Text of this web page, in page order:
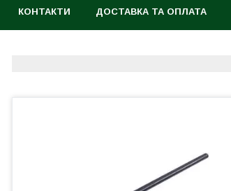
КОНТАКТИ ДОСТАВКА ТА ОПЛАТА